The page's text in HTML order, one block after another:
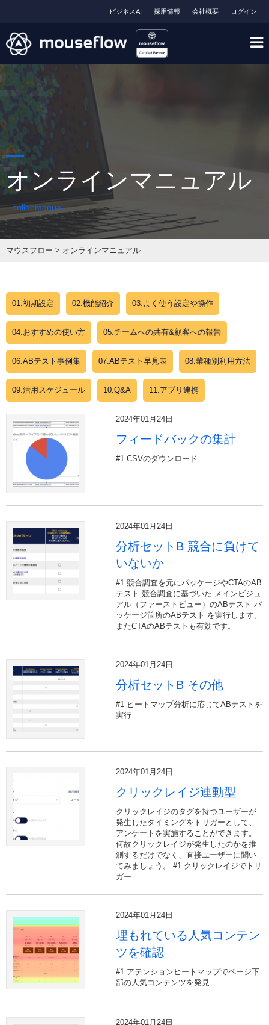
ログイン
会社概要
採用情報
ビジネスAI
オンラインマニュアル
onlinemanual
マウスフロー > オンラインマニュアル
01.初期設定 02.機能紹介 03.よく使う設定や操作
04.おすすめの使い方 05.チームへの共有&顧客への報告
06.ABテスト事例集 07.ABテスト早見表 08.業種別利用方法
09.活用スケジュール 10.Q&A 11.アプリ連携
2024年01月24日
フィードバックの集計
#1 CSVのダウンロード
2024年01月24日
分析セットB 競合に負けて
いないか
#1 競合調査を元にパッケージやCTAのAB
テスト 競合調査に基づいた メインビジュ
アル（ファーストビュー）のABテスト パ
ッケージ箇所のABテスト を実行します。
またCTAのABテストも有効です。
2024年01月24日
分析セットB その他
#1 ヒートマップ分析に応じてABテストを
実行
2024年01月24日
クリックレイジ連動型
クリックレイジのタグを持つユーザーが
発生したタイミングをトリガーとして、
アンケートを実施することができます。
何故クリックレイジが発生したのかを推
測するだけでなく、直接ユーザーに聞い
てみましょう。 #1 クリックレイジでトリ
ガー
2024年01月24日
埋もれている人気コンテン
ツを確認
#1 アテンションヒートマップでページ下
部の人気コンテンツを発見
2024年01月24日